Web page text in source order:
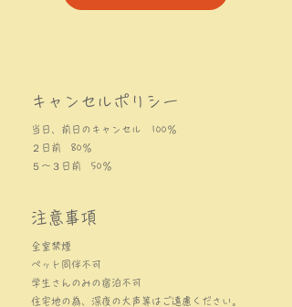
キャンセルポリシー
当日、前日のキャンセル 100％
２日前 80％
５～３日前 50％
注意事項
全室禁煙
ペット同伴不可
学生さんのみの宿泊不可
住宅地の為、深夜の大声等はご遠慮ください。